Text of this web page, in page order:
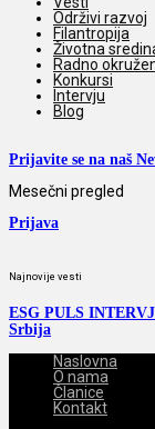
Održivi razvoj
Filantropija
Životna
Radno
Konkursi
Intervju
Blog
Prijavite se na naš
Mesečni pregled
Prijava
Najnovije vesti
ESG PULS
Srbija
Naslovna
O nama
Članice
Kontakt